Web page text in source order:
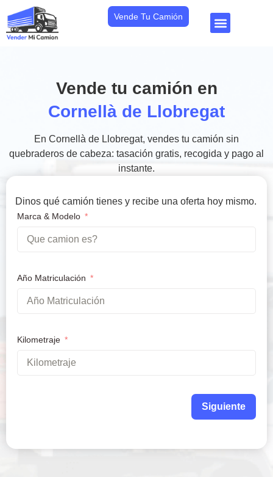
Vende Tu Camión
Vende tu camión en
Cornellà de Llobregat
En Cornellà de Llobregat, vendes tu camión sin
quebraderos de cabeza: tasación gratis, recogida y pago al
instante.
Dinos qué camión tienes y recibe una oferta hoy mismo.
Marca & Modelo
Año Matriculación
Kilometraje
Siguiente